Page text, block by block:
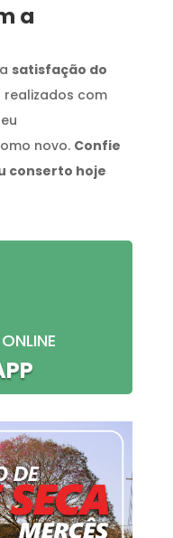
a
satisfação do
realizados com
novo. Confie
conserto hoje